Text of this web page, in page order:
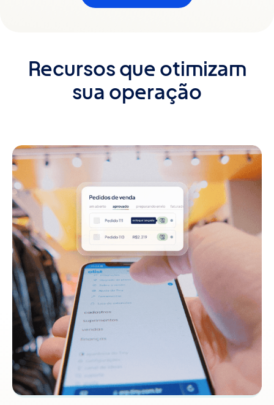
Recursos que otimizam
sua operação